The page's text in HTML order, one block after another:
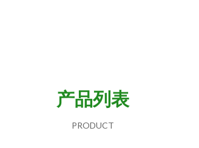
产品列表
PRODUCT